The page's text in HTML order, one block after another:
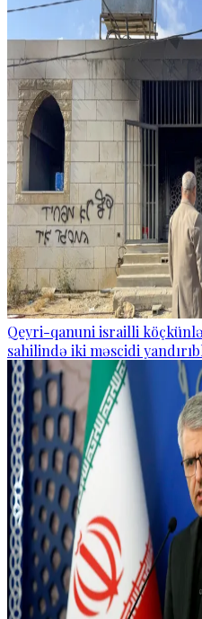
Qeyri-qanuni israilli
sahilində iki məscidi